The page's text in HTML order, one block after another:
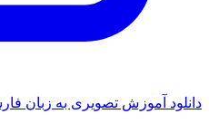
دانلود آموزش تصویری به زبان